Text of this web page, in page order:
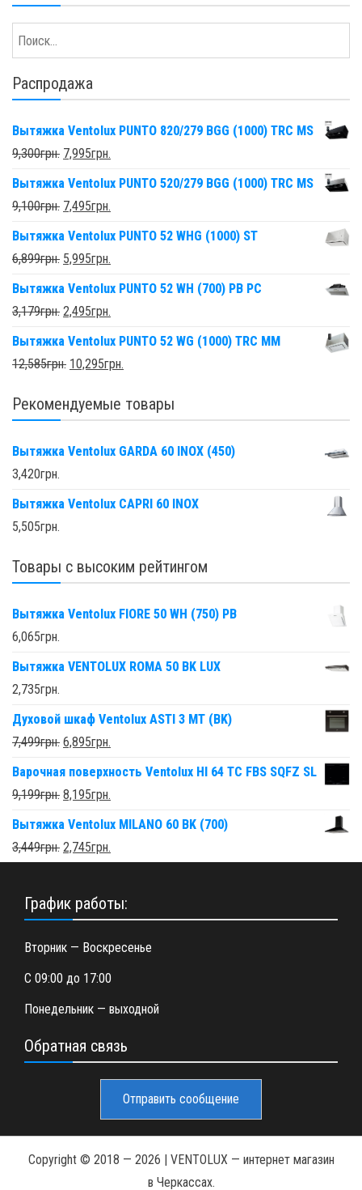
Распродажа
Вытяжка Ventolux PUNTO 820/279 BGG (1000) TRC MS
9,300грн. 7,995грн.
Вытяжка Ventolux PUNTO 520/279 BGG (1000) TRC MS
9,100грн. 7,495грн.
Вытяжка Ventolux PUNTO 52 WHG (1000) ST
6,899грн. 5,995грн.
Вытяжка Ventolux PUNTO 52 WH (700) PB PC
3,179грн. 2,495грн.
Вытяжка Ventolux PUNTO 52 WG (1000) TRC MM
12,585грн. 10,295грн.
Рекомендуемые товары
Вытяжка Ventolux GARDA 60 INOX (450)
3,420грн.
Вытяжка Ventolux CAPRI 60 INOX
5,505грн.
Товары с высоким рейтингом
Вытяжка Ventolux FIORE 50 WH (750) PB
6,065грн.
Вытяжка VENTOLUX ROMA 50 BK LUX
2,735грн.
Духовой шкаф Ventolux ASTI 3 MT (BK)
7,499грн. 6,895грн.
Варочная поверхность Ventolux HI 64 TC FBS SQFZ SL
9,199грн. 8,195грн.
Вытяжка Ventolux MILANO 60 BK (700)
3,449грн. 2,745грн.
График работы:
Вторник — Воскресенье
С 09:00 до 17:00
Понедельник — выходной
Обратная связь
Отправить сообщение
Copyright © 2018 — 2026 | VENTOLUX — интернет магазин
в Черкассах.